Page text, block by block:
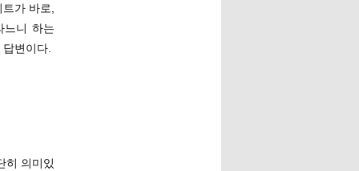
가 바로,
느니 하는
변이다.
히 의미있